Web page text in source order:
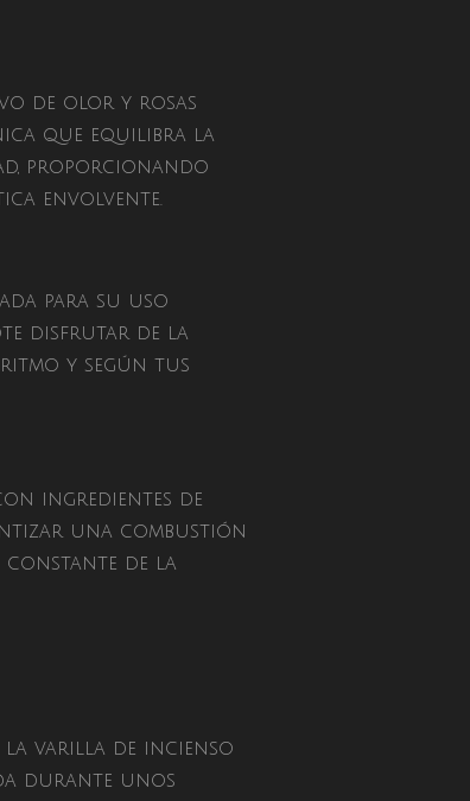
de olor y rosas
que equilibra la
proporcionando
envolvente.
para su uso
disfrutar de la
y según tus
ingredientes de
una combustión
constante de la
la varilla de incienso
durante unos